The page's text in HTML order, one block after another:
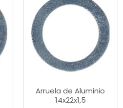
Arruela de Aluminio
14x22x1,5